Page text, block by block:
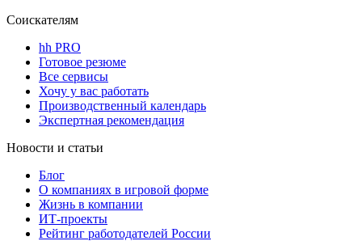
Соискателям
hh PRO
Готовое резюме
Все сервисы
Хочу у вас работать
Производственный календарь
Экспертная рекомендация
Новости и статьи
Блог
О компаниях в игровой форме
Жизнь в компании
ИТ-проекты
Рейтинг работодателей России